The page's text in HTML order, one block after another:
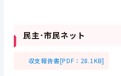
民主･市民ネット
収支報告書[PDF：28.1KB]